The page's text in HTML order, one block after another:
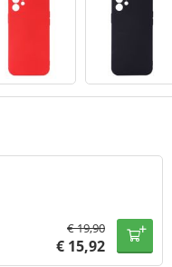
€19,90
€ 15,92